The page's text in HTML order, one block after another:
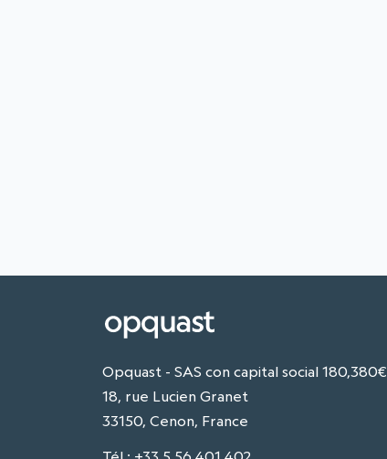
Opquast - SAS con capital social 180,380€
18, rue Lucien Granet
33150, Cenon, France